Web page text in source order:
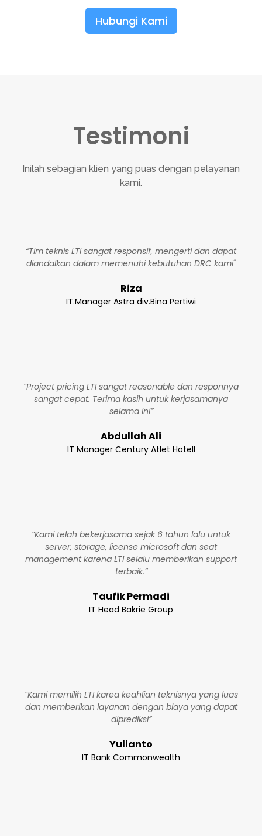
Hubungi Kami
Testimoni
Inilah sebagian klien yang puas dengan pelayanan
kami.
“Tim teknis LTI sangat responsif, mengerti dan dapat
diandalkan dalam memenuhi kebutuhan DRC kami"
Riza
IT.Manager Astra div.Bina Pertiwi
“Project pricing LTI sangat reasonable dan responnya
sangat cepat. Terima kasih untuk kerjasamanya
selama ini”
Abdullah Ali
IT Manager Century Atlet Hotell
“Kami telah bekerjasama sejak 6 tahun lalu untuk
server, storage, license microsoft dan seat
management karena LTI selalu memberikan support
terbaik.”
Taufik Permadi
IT Head Bakrie Group
“Kami memilih LTI karea keahlian teknisnya yang luas
dan memberikan layanan dengan biaya yang dapat
diprediksi”
Yulianto
IT Bank Commonwealth